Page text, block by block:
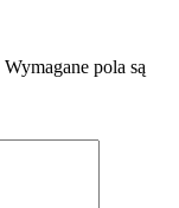
Wymagane pola są